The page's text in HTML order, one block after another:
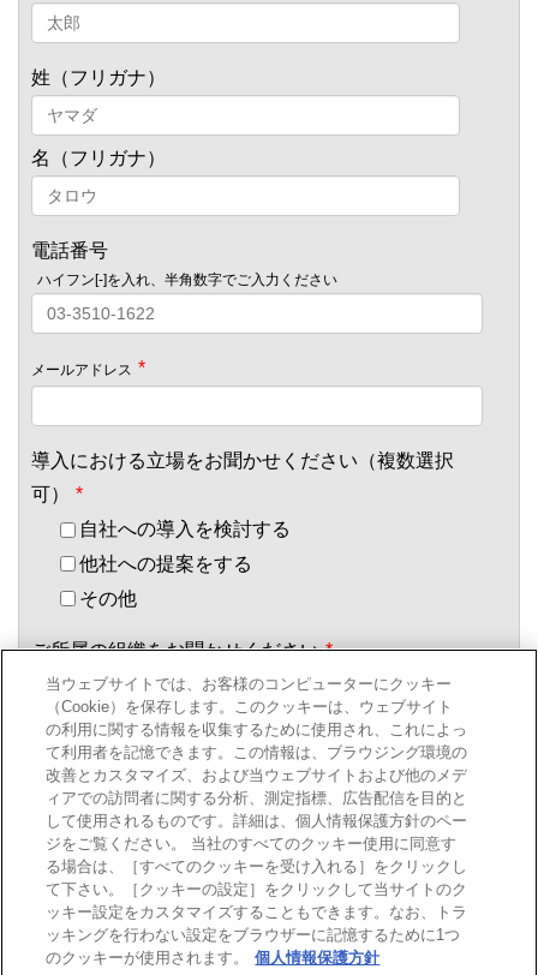
姓（フリガナ）
名（フリガナ）
電話番号
ハイフン[-]を入れ、半角数字でご入力ください
メールアドレス *
導入における立場をお聞かせください（複数選択
可）
*
自社への導入を検討する
他社への提案をする
その他
ご所属の組織をお聞かせください *
役職についてお聞かせください *
当社は、個人情報の取り扱いにしたがってお客様の情報を取り
扱います。
個人情報の取扱いに同意する *
当ウェブサイトでは、お客様のコンピューターにクッキー
（Cookie）を保存します。このクッキーは、ウェブサイト
の利用に関する情報を収集するために使用され、これによっ
て利用者を記憶できます。この情報は、ブラウジング環境の
改善とカスタマイズ、および当ウェブサイトおよび他のメデ
ィアでの訪問者に関する分析、測定指標、広告配信を目的と
して使用されるものです。詳細は、個人情報保護方針のペー
ジをご覧ください。 当社のすべてのクッキー使用に同意す
る場合は、［すべてのクッキーを受け入れる］をクリックし
て下さい。［クッキーの設定］をクリックして当サイトのク
ッキー設定をカスタマイズすることもできます。なお、トラ
ッキングを行わない設定をブラウザーに記憶するために1つ
のクッキーが使用されます。
個人情報保護方針